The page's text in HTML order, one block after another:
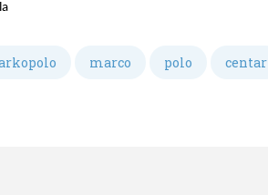
marco polo centar